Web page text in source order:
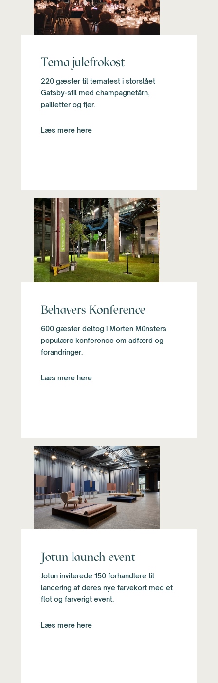
Tema julefrokost
220 gæster til temafest i storslået
Gatsby-stil med champagnetårn,
pailletter og fjer.
Læs mere here
Behavers Konference
600 gæster deltog i Morten Münsters
populære konference om adfærd og
forandringer.
Læs mere here
Jotun launch event
Jotun inviterede 150 forhandlere til
lancering af deres nye farvekort med et
flot og farverigt event.
Læs mere here